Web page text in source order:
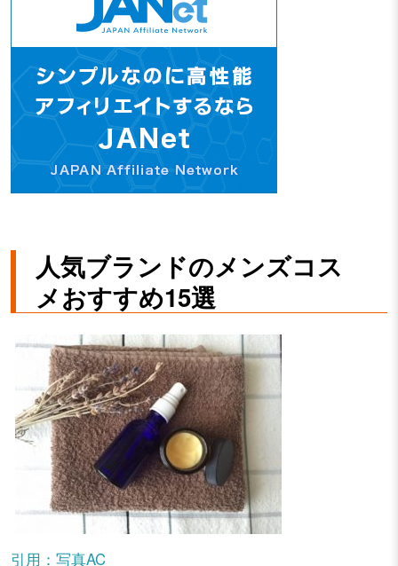
人気ブランドのメンズコス
メおすすめ15選
引用：写真AC